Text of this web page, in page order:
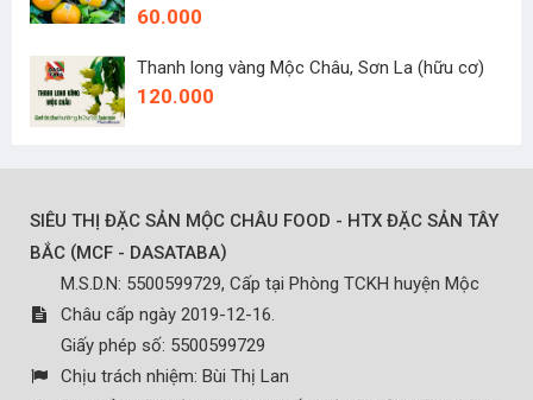
60.000
Thanh long vàng Mộc Châu, Sơn La (hữu cơ)
120.000
SIÊU THỊ ĐẶC SẢN MỘC CHÂU FOOD - HTX ĐẶC SẢN TÂY
BẮC (MCF - DASATABA)
M.S.D.N: 5500599729, Cấp tại Phòng TCKH huyện Mộc
Châu cấp ngày 2019-12-16.
Giấy phép số: 5500599729
Chịu trách nhiệm: Bùi Thị Lan